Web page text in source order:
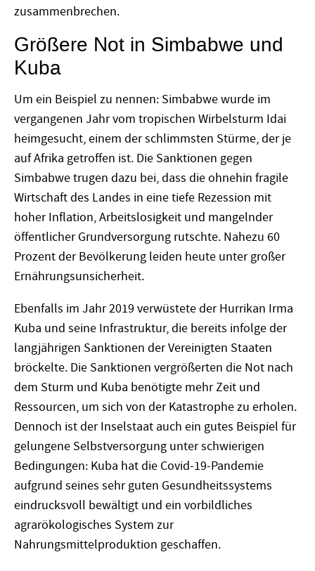
zusammenbrechen.
Größere Not in Simbabwe und
Kuba
Um ein Beispiel zu nennen: Simbabwe wurde im
vergangenen Jahr vom tropischen Wirbelsturm Idai
heimgesucht, einem der schlimmsten Stürme, der je
auf Afrika getroffen ist. Die Sanktionen gegen
Simbabwe trugen dazu bei, dass die ohnehin fragile
Wirtschaft des Landes in eine tiefe Rezession mit
hoher Inflation, Arbeitslosigkeit und mangelnder
öffentlicher Grundversorgung rutschte. Nahezu 60
Prozent der Bevölkerung leiden heute unter großer
Ernährungsunsicherheit.
Ebenfalls im Jahr 2019 verwüstete der Hurrikan Irma
Kuba und seine Infrastruktur, die bereits infolge der
langjährigen Sanktionen der Vereinigten Staaten
bröckelte. Die Sanktionen vergrößerten die Not nach
dem Sturm und Kuba benötigte mehr Zeit und
Ressourcen, um sich von der Katastrophe zu erholen.
Dennoch ist der Inselstaat auch ein gutes Beispiel für
gelungene Selbstversorgung unter schwierigen
Bedingungen: Kuba hat die Covid-19-Pandemie
aufgrund seines sehr guten Gesundheitssystems
eindrucksvoll bewältigt und ein vorbildliches
agrarökologisches System zur
Nahrungsmittelproduktion geschaffen.